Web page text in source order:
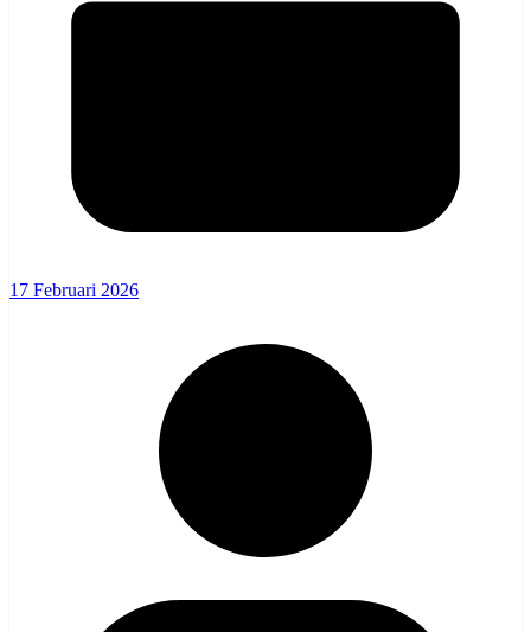
17 Februari 2026